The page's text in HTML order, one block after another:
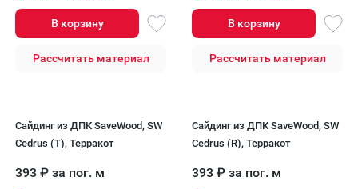
В корзину
Рассчитать материал
В корзину
Рассчитать материал
Сайдинг из ДПК SaveWood, SW
Cedrus (T), Терракот
393 ₽ за пог. м
Сайдинг из ДПК SaveWood, SW
Cedrus (R), Терракот
393 ₽ за пог. м